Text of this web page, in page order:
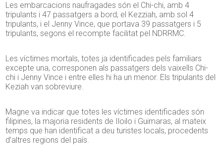
Les embarcacions naufragades són el Chi-chi, amb 4
tripulants i 47 passatgers a bord; el Kezziah, amb sol 4
tripulants, i el Jenny Vince, que portava 39 passatgers i 5
tripulants, segons el recompte facilitat pel NDRRMC.
Les víctimes mortals, totes ja identificades pels familiars
excepte una, corresponen als passatgers dels vaixells Chi-
chi i Jenny Vince i entre elles hi ha un menor. Els tripulants del
Keziah van sobreviure.
Magne va indicar que totes les víctimes identificades són
filipines, la majoria residents de Iloilo i Guimaras, al mateix
temps que han identificat a deu turistes locals, procedents
d’altres regions del país.